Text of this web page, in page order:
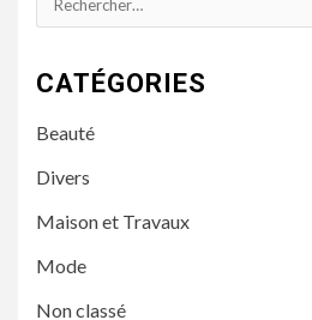
CATÉGORIES
Beauté
Divers
Maison et Travaux
Mode
Non classé